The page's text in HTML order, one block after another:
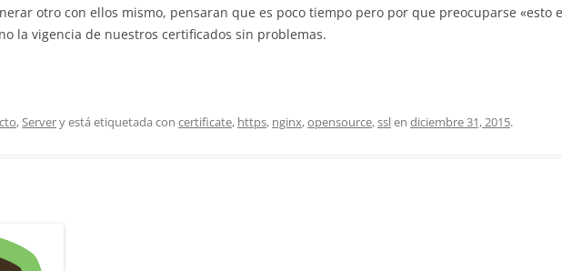
otro con ellos mismo, pensaran que es poco tiempo pero por que preocuparse «esto
la vigencia de nuestros certificados sin problemas.
,Servery está etiquetada con certificate, https, nginx,opensource,sslen diciembre 31, 2015.